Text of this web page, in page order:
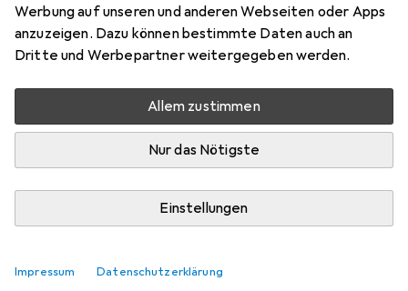
Werbung auf unseren und anderen Webseiten oder Apps
anzuzeigen. Dazu können bestimmte Daten auch an
Dritte und Werbepartner weitergegeben werden.
Allem zustimmen
Nur das Nötigste
Einstellungen
Impressum Datenschutzerklärung
1
Bewertungen Marke
Mehr von Walimex
Mehr als 10 Stück an Lager beim Drittanbieter
Lieferort angeben für genaue Lieferzeit
WiltecDE
In den Warenkorb